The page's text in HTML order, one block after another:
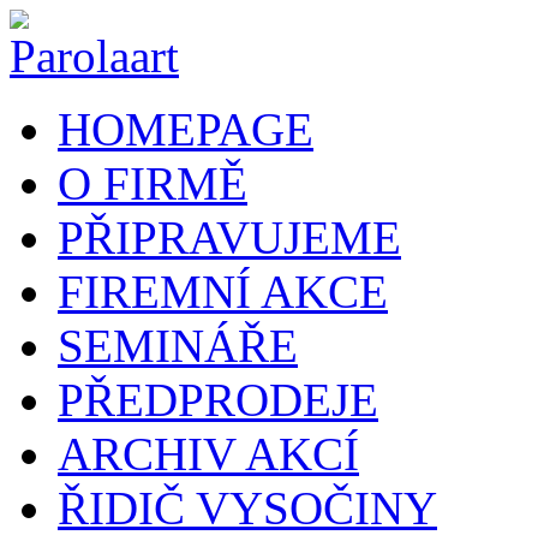
HOMEPAGE
O FIRMĚ
PŘIPRAVUJEME
FIREMNÍ AKCE
SEMINÁŘE
PŘEDPRODEJE
ARCHIV AKCÍ
ŘIDIČ VYSOČINY